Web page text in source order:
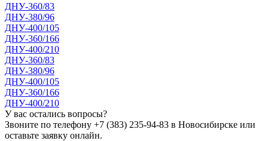
ДНУ-360/83
ДНУ-380/96
ДНУ-400/105
ДНУ-360/166
ДНУ-400/210
ДНУ-360/83
ДНУ-380/96
ДНУ-400/105
ДНУ-360/166
ДНУ-400/210
У вас остались вопросы?
Звоните по телефону +7 (383) 235-94-83 в Новосибирске или
оставьте заявку онлайн.